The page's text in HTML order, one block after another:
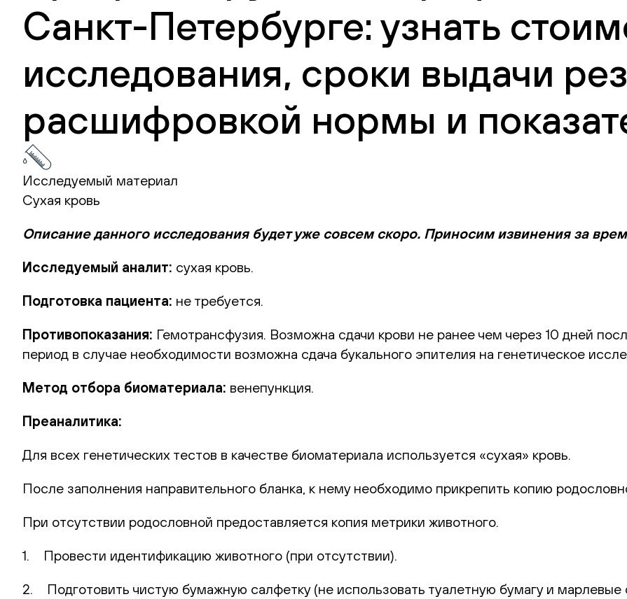
Санкт-Петербурге: узнать
исследования, сроки выдачи
расшифровкой нормы и
Исследуемый материал
Сухая кровь
Описание данного исследования будет уже совсем скоро. Приносим извинения за
Исследуемый аналит: сухая кровь.
Подготовка пациента: не требуется.
Противопоказания: Гемотрансфузия. Возможна сдачи крови не ранее чем через 10 дней
период в случае необходимости возможна сдача букального эпителия на генетическое
Метод отбора биоматериала: венепункция.
Преаналитика:
Для всех генетических тестов в качестве биоматериала используется «сухая» кровь.
После заполнения направительного бланка, к нему необходимо прикрепить копию
При отсутствии родословной предоставляется копия метрики животного.
1. Провести идентификацию животного (при отсутствии).
2. Подготовить чистую бумажную салфетку (не использовать туалетную бумагу и марлевые